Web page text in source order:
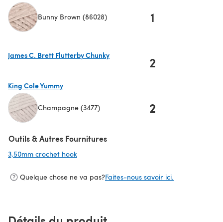
Bunny Brown (86028) 1
James C. Brett Flutterby Chunky
2
King Cole Yummy
Champagne (3477) 2
Outils & Autres Fournitures
3,50mm crochet hook
Quelque chose ne va pas?Faites-nous savoir ici.